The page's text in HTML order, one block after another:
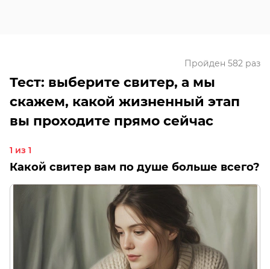
Пройден 582 раз
Тест: выберите свитер, а мы
скажем, какой жизненный этап
вы проходите прямо сейчас
1 из 1
Какой свитер вам по душе больше всего?